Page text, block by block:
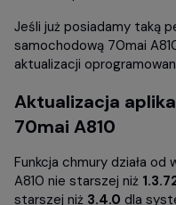
Jeśli już posiadamy taką
samochodową 70mai
aktualizacji
Aktualizacja
70mai A810
Funkcja chmury działa
A810 nie starszej niż
starszej niż 3.4.0 dla